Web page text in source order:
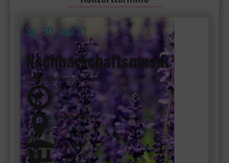
So., 20. Juni 21
Nachbarschaftsmusik
Ein dezentrales Konzert im Freien
17:00
Frankfurt - Oberursel
Adenauerallee